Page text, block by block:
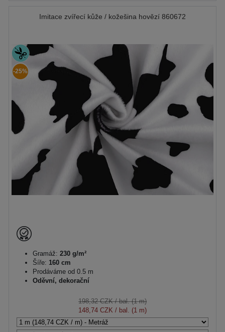
Imitace zvířecí kůže / kožešina hovězí 860672
-25%
Gramáž: 230 g/m²
Šíře: 160 cm
Prodáváme od 0.5 m
Oděvní, dekorační
198,32 CZK/ bal. (1 m)
148,74 CZK / bal. (1 m)